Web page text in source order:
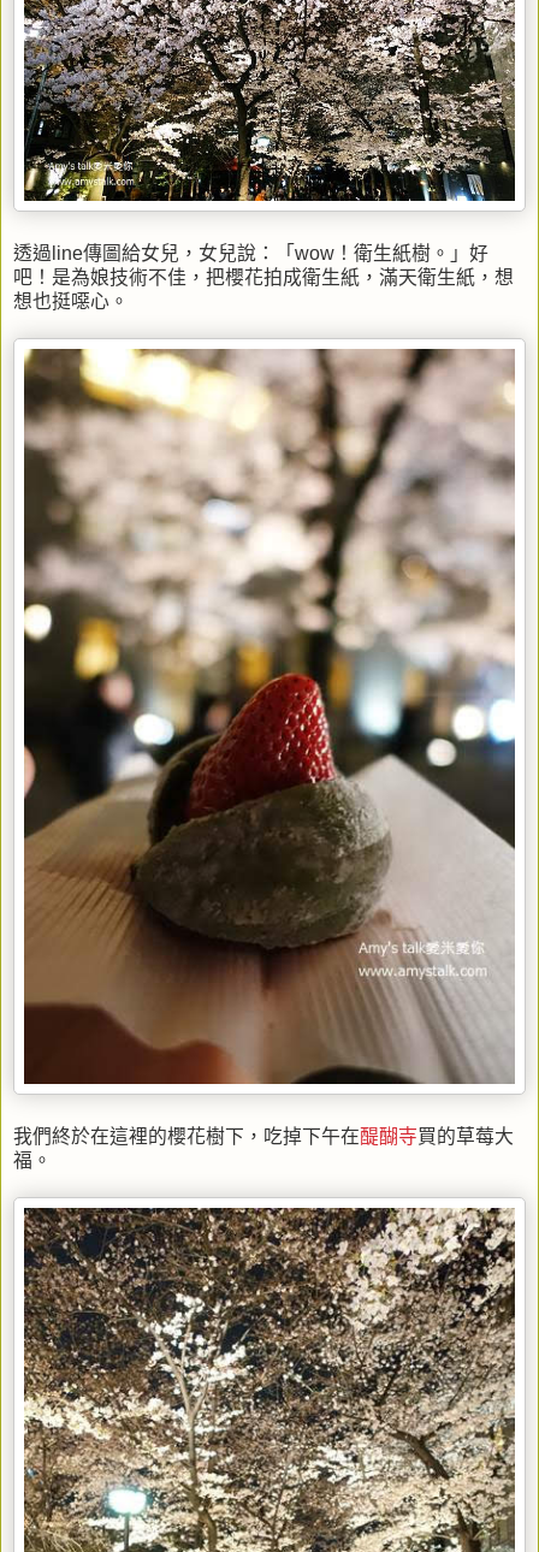
透過line傳圖給女兒，女兒說：「wow！衛生紙樹。」好
吧！是為娘技術不佳，把櫻花拍成衛生紙，滿天衛生紙，想
想也挺噁心。
我們終於在這裡的櫻花樹下，吃掉下午在醍醐寺買的草莓大
福。